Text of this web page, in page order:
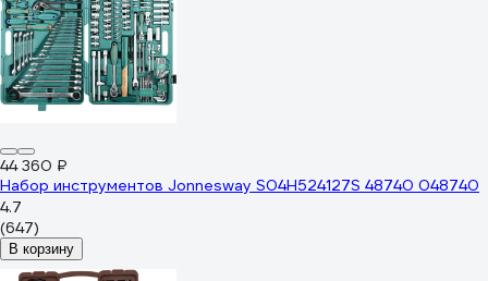
44 360 ₽
Набор инструментов Jonnesway S04H524127S 48740 048740
4.7
(647)
В корзину